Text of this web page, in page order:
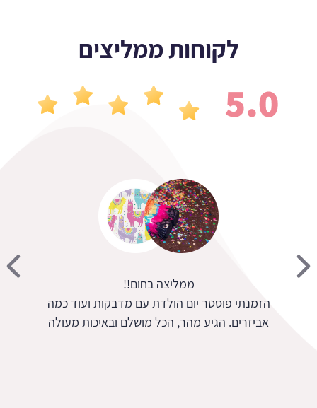
לקוחות ממליצים
ממליצה בחום!!
הזמנתי פוסטר יום הולדת עם מדבקות ועוד
אביזרים. הגיע מהר, הכל מושלם ובאיכות מעולה